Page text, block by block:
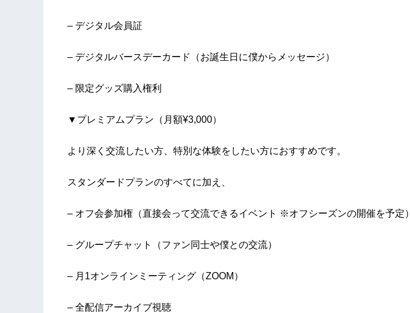
– デジタル会員証
– デジタルバースデーカード（お誕生日に僕からメッセージ）
– 限定グッズ購入権利
▼プレミアムプラン（月額¥3,000）
より深く交流したい方、特別な体験をしたい方におすすめです。
スタンダードプランのすべてに加え、
– オフ会参加権（直接会って交流できるイベント ※オフシーズンの開催を予定）
– グループチャット（ファン同士や僕との交流）
– 月1オンラインミーティング（ZOOM）
– 全配信アーカイブ視聴